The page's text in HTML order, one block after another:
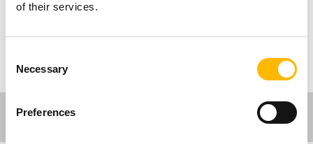
of their services.
Selection
Necessary
Preferences